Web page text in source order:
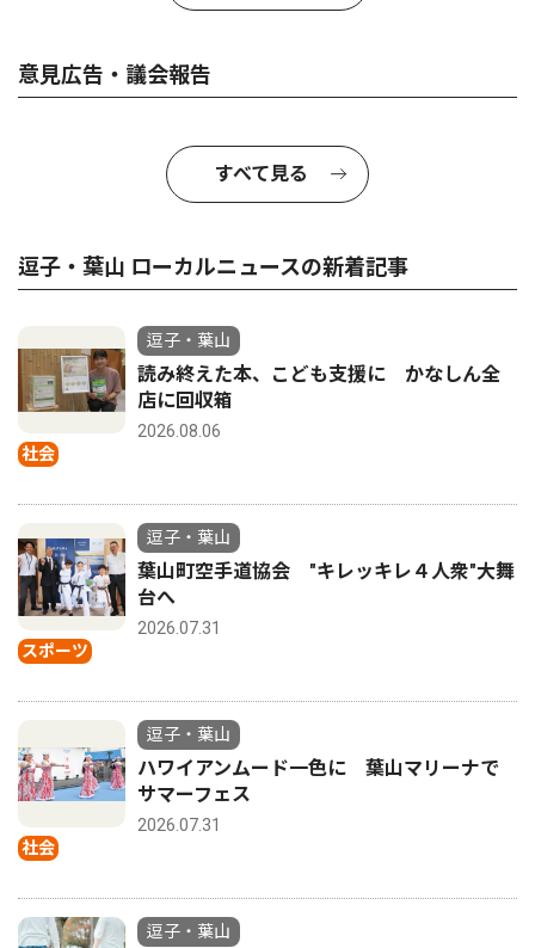
意見広告・議会報告
すべて見る
逗子・葉山 ローカルニュースの新着記事
社会
逗子・葉山
読み終えた本、こども支援に かなしん全
店に回収箱
2026.08.06
スポーツ
逗子・葉山
葉山町空手道協会 "キレッキレ４人衆"大舞
台へ
2026.07.31
社会
逗子・葉山
ハワイアンムード一色に 葉山マリーナで
サマーフェス
2026.07.31
逗子・葉山